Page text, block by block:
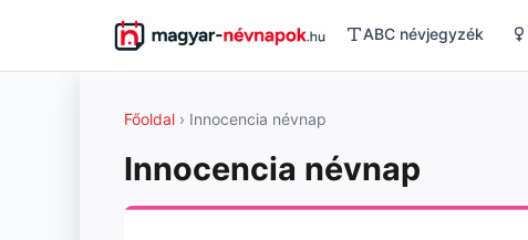
ABC névjegyzék
Főoldal › Innocencia névnap
Innocencia névnap